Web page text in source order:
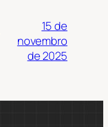
15 de
novembro
de 2025